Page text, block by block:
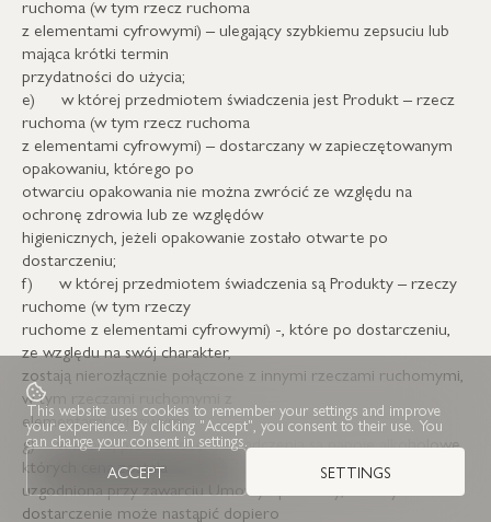
ruchoma (w tym rzecz ruchoma
z elementami cyfrowymi) – ulegający szybkiemu zepsuciu lub
mająca krótki termin
przydatności do użycia;
e) w której przedmiotem świadczenia jest Produkt – rzecz
ruchoma (w tym rzecz ruchoma
z elementami cyfrowymi) – dostarczany w zapieczętowanym
opakowaniu, którego po
otwarciu opakowania nie można zwrócić ze względu na
ochronę zdrowia lub ze względów
higienicznych, jeżeli opakowanie zostało otwarte po
dostarczeniu;
f) w której przedmiotem świadczenia są Produkty – rzeczy
ruchome (w tym rzeczy
ruchome z elementami cyfrowymi) -, które po dostarczeniu,
ze względu na swój charakter,
zostają nierozłącznie połączone z innymi rzeczami ruchomymi,
w tym rzeczami ruchomymi z
elementami cyfrowymi;
g) w której przedmiotem świadczenia są napoje alkoholowe,
których cena została
uzgodniona przy zawarciu Umowy Sprzedaży, a których
dostarczenie może nastąpić dopiero
This website uses cookies to remember your settings and improve
your experience. By clicking "Accept", you consent to their use. You
can change your consent in settings.
ACCEPT
SETTINGS